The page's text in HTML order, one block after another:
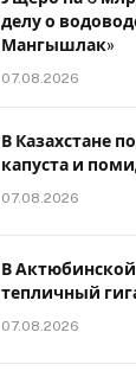
делу о
Мангышлак»
07.08.2026
В Казахстане
капуста и
07.08.2026
В Актюбинской
тепличный
07.08.2026